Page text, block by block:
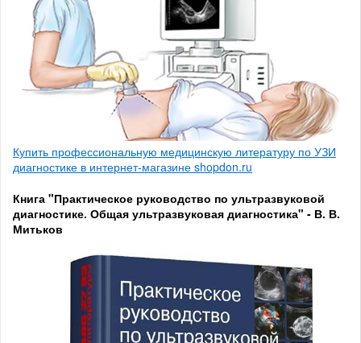
Купить профессиональную медицинскую литературу по УЗИ
диагностике в интернет-магазине shopdon.ru
Книга "Практическое руководство по ультразвуковой
диагностике. Общая ультразвуковая диагностика" - В. В.
Митьков